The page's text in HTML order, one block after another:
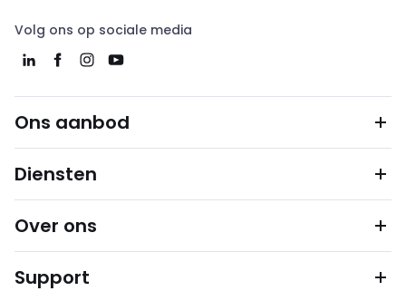
Volg ons op sociale media
Ons aanbod
Diensten
Over ons
Support